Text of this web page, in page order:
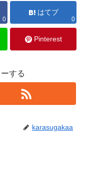
0
はてブ
0
Pinterest
する
karasugakaa